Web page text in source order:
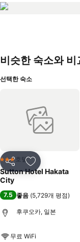
비슷한 숙소와 비
선택한 숙소
공유 즐겨찾기에
3 성급호텔
Sutton Hotel Hakata
City
7.5 좋음 (5,729개 평점)
후쿠오카, 일본
무료 WiFi